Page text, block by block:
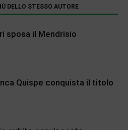
DELLO STESSO AUTORE
sposa il Mendrisio
Quispe conquista il titolo